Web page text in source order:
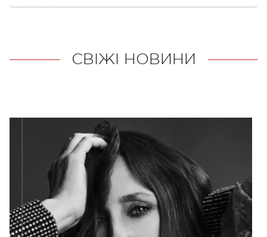
СВІЖІ НОВИНИ